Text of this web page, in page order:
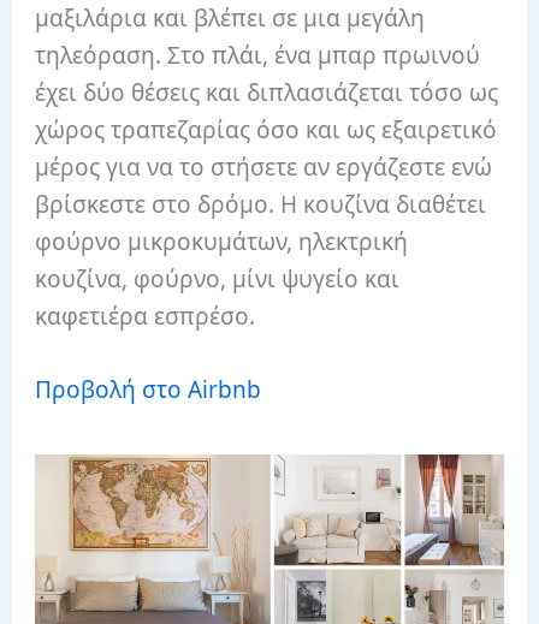
μαξιλάρια και βλέπει σε μια μεγάλη
τηλεόραση. Στο πλάι, ένα μπαρ πρωινού
έχει δύο θέσεις και διπλασιάζεται τόσο ως
χώρος τραπεζαρίας όσο και ως εξαιρετικό
μέρος για να το στήσετε αν εργάζεστε ενώ
βρίσκεστε στο δρόμο. Η κουζίνα διαθέτει
φούρνο μικροκυμάτων, ηλεκτρική
κουζίνα, φούρνο, μίνι ψυγείο και
καφετιέρα εσπρέσο.
Προβολή στο Airbnb